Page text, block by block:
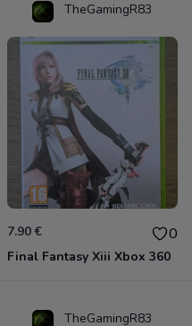
TheGamingR83
7.90 € 0
Final Fantasy Xiii Xbox 360
TheGamingR83